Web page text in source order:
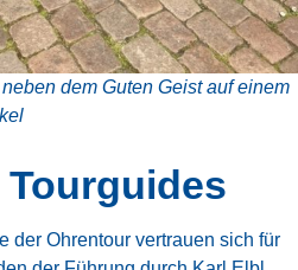
neben dem Guten Geist auf einem
Tourguides
der Ohrentour vertrauen sich für